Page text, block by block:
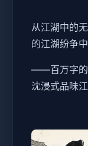
从江湖中的
的江湖纷争
——百万字的
沈浸式品味